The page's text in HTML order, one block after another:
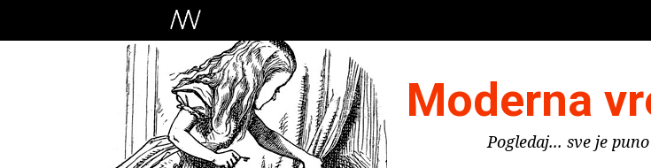
Moderna
Pogledaj... sve je